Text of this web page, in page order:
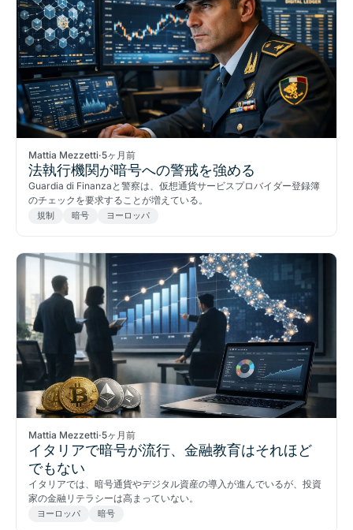
Mattia Mezzetti·5ヶ月前
法執行機関が暗号への警戒を強める
Guardia di Finanzaと警察は、仮想通貨サービスプロバイダー登録簿
のチェックを要求することが増えている。
規制 暗号 ヨーロッパ
Mattia Mezzetti·5ヶ月前
イタリアで暗号が流行、金融教育はそれほど
でもない
イタリアでは、暗号通貨やデジタル資産の導入が進んでいるが、投資
家の金融リテラシーは高まっていない。
ヨーロッパ 暗号